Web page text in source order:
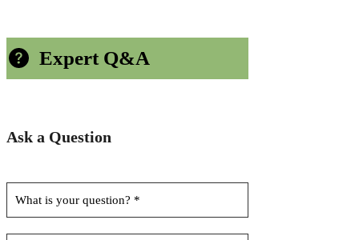
Expert Q&A
Ask a Question